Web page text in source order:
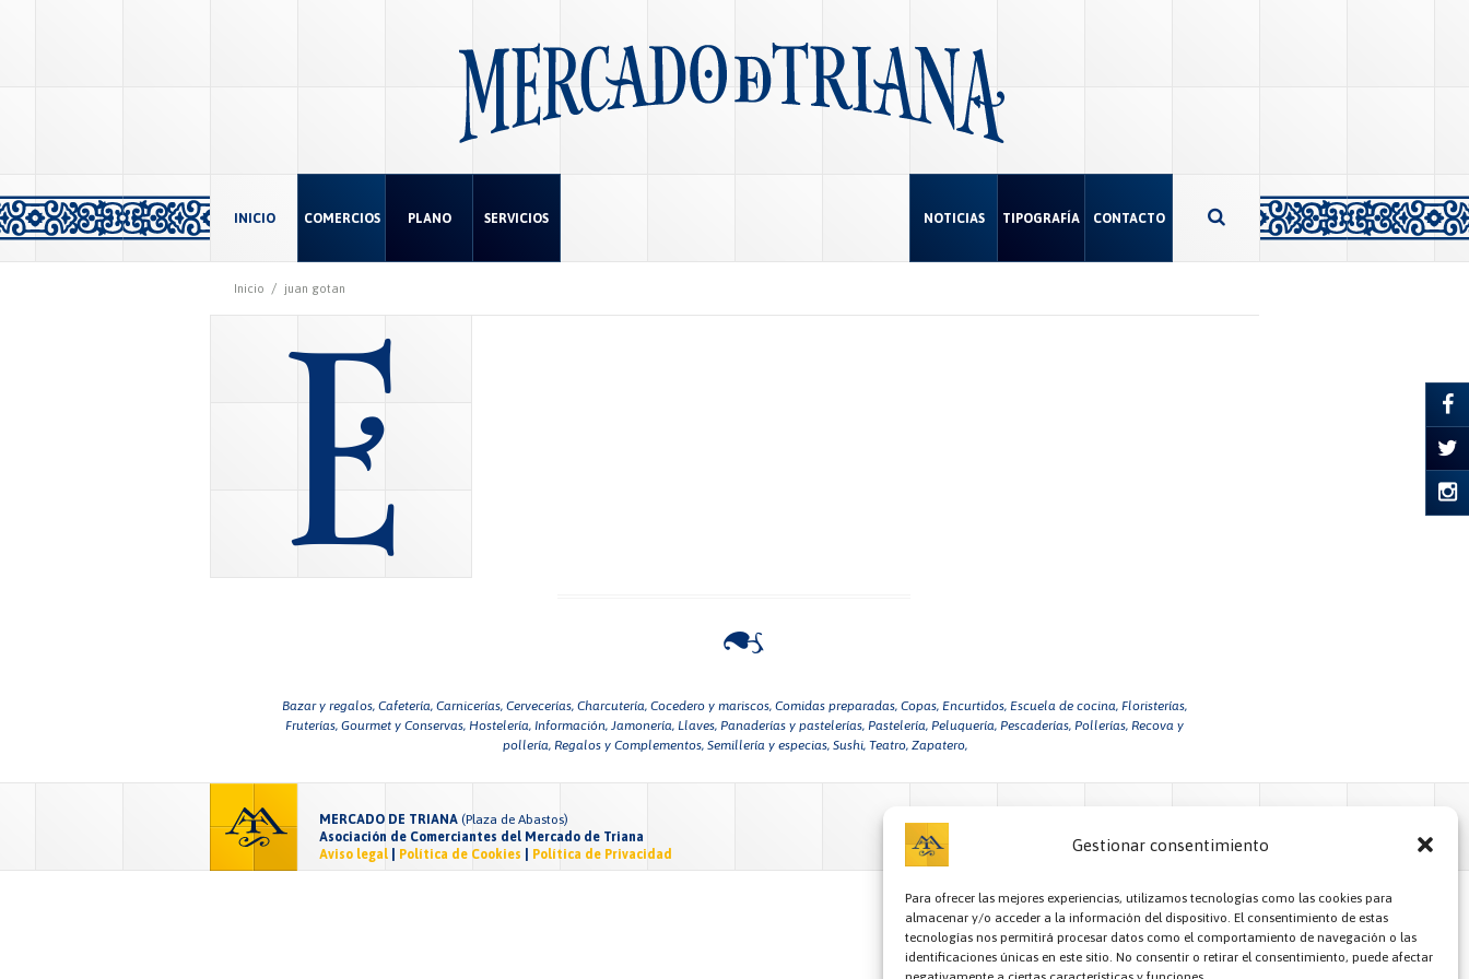
Gestionar consentimiento
Para ofrecer las mejores experiencias, utilizamos tecnologías como las cookies para
almacenar y/o acceder a la información del dispositivo. El consentimiento de estas
tecnologías nos permitirá procesar datos como el comportamiento de navegación o las
identificaciones únicas en este sitio. No consentir o retirar el consentimiento, puede afectar
INICIO COMERCIOS PLANO SERVICIOS NOTICIAS TIPOGRAFÍA CONTACTO
Inicio / juan gotan
Bazar y regalos, Cafetería, Carnicerías, Cervecerías, Charcutería, Cocedero y mariscos, Comidas preparadas, Copas, Encurtidos, Escuela de cocina, Floristerías,
Fruterías, Gourmet y Conservas, Hostelería, Información, Jamonería, Llaves, Panaderías y pastelerías, Pastelería, Peluquería, Pescaderías, Pollerías, Recova y
pollería, Regalos y Complementos, Semillería y especias, Sushi, Teatro, Zapatero,
MERCADO DE TRIANA (Plaza de Abastos)
Asociación de Comerciantes del Mercado de Triana
Aviso legal
Política de Cookies Política de Privacidad